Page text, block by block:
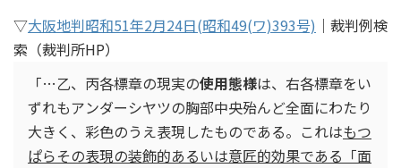
▽大阪地判昭和51年2月24日(昭和49(ワ)393号) ｜裁判例検
索（裁判所HP）
「…乙、丙各標章の現実の使用態様は、右各標章をい
ずれもアンダーシヤツの胸部中央殆んど全面にわたり
大きく、彩色のうえ表現したものである。これはもつ
ぱらその表現の装飾的あるいは意匠的効果である「面